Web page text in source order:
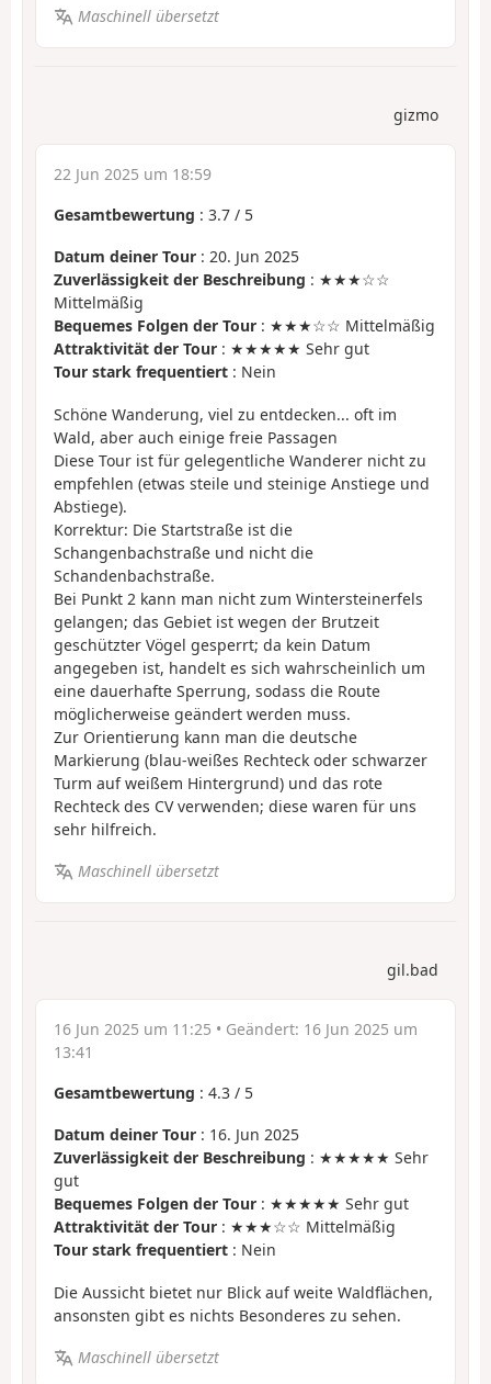
Maschinell übersetzt
gizmo
22 Jun 2025 um 18:59
Gesamtbewertung : 3.7 / 5
Datum deiner Tour : 20. Jun 2025
Zuverlässigkeit der Beschreibung : ★★★☆☆
Mittelmäßig
Bequemes Folgen der Tour : ★★★☆☆ Mittelmäßig
Attraktivität der Tour : ★★★★★ Sehr gut
Tour stark frequentiert : Nein
Schöne Wanderung, viel zu entdecken... oft im
Wald, aber auch einige freie Passagen
Diese Tour ist für gelegentliche Wanderer nicht zu
empfehlen (etwas steile und steinige Anstiege und
Abstiege).
Korrektur: Die Startstraße ist die
Schangenbachstraße und nicht die
Schandenbachstraße.
Bei Punkt 2 kann man nicht zum Wintersteinerfels
gelangen; das Gebiet ist wegen der Brutzeit
geschützter Vögel gesperrt; da kein Datum
angegeben ist, handelt es sich wahrscheinlich um
eine dauerhafte Sperrung, sodass die Route
möglicherweise geändert werden muss.
Zur Orientierung kann man die deutsche
Markierung (blau-weißes Rechteck oder schwarzer
Turm auf weißem Hintergrund) und das rote
Rechteck des CV verwenden; diese waren für uns
sehr hilfreich.
Maschinell übersetzt
gil.bad
16 Jun 2025 um 11:25 • Geändert: 16 Jun 2025 um
13:41
Gesamtbewertung : 4.3 / 5
Datum deiner Tour : 16. Jun 2025
Zuverlässigkeit der Beschreibung : ★★★★★ Sehr
gut
Bequemes Folgen der Tour : ★★★★★ Sehr gut
Attraktivität der Tour : ★★★☆☆ Mittelmäßig
Tour stark frequentiert : Nein
Die Aussicht bietet nur Blick auf weite Waldflächen,
ansonsten gibt es nichts Besonderes zu sehen.
Maschinell übersetzt